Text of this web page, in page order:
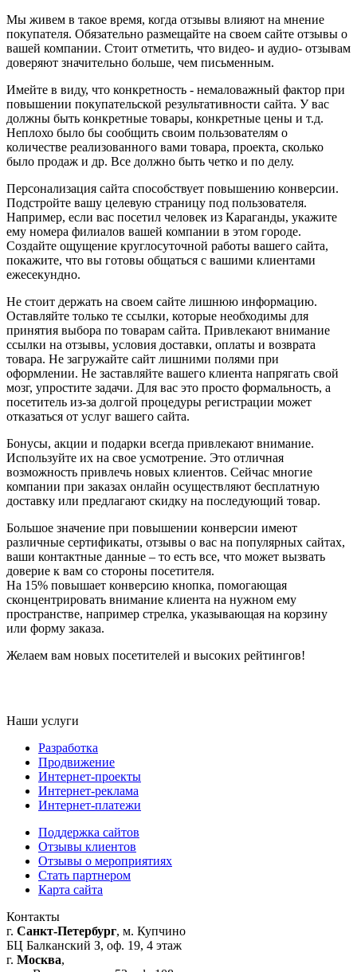
Мы живем в такое время, когда отзывы влияют на мнение
покупателя. Обязательно размещайте на своем сайте отзывы о
вашей компании. Стоит отметить, что видео- и аудио- отзывам
доверяют значительно больше, чем письменным.
Имейте в виду, что конкретность - немаловажный фактор при
повышении покупательской результативности сайта. У вас
должны быть конкретные товары, конкретные цены и т.д.
Неплохо было бы сообщить своим пользователям о
количестве реализованного вами товара, проекта, сколько
было продаж и др. Все должно быть четко и по делу.
Персонализация сайта способствует повышению конверсии.
Подстройте вашу целевую страницу под пользователя.
Например, если вас посетил человек из Караганды, укажите
ему номера филиалов вашей компании в этом городе.
Создайте ощущение круглосуточной работы вашего сайта,
покажите, что вы готовы общаться с вашими клиентами
ежесекундно.
Не стоит держать на своем сайте лишнюю информацию.
Оставляйте только те ссылки, которые необходимы для
принятия выбора по товарам сайта. Привлекают внимание
ссылки на отзывы, условия доставки, оплаты и возврата
товара. Не загружайте сайт лишними полями при
оформлении. Не заставляйте вашего клиента напрягать свой
мозг, упростите задачи. Для вас это просто формальность, а
посетитель из-за долгой процедуры регистрации может
отказаться от услуг вашего сайта.
Бонусы, акции и подарки всегда привлекают внимание.
Используйте их на свое усмотрение. Это отличная
возможность привлечь новых клиентов. Сейчас многие
компании при заказах онлайн осуществляют бесплатную
доставку или предлагают скидку на последующий товар.
Большое значение при повышении конверсии имеют
различные сертификаты, отзывы о вас на популярных сайтах,
ваши контактные данные – то есть все, что может вызвать
доверие к вам со стороны посетителя.
На 15% повышает конверсию кнопка, помогающая
сконцентрировать внимание клиента на нужном ему
пространстве, например стрелка, указывающая на корзину
или форму заказа.
Желаем вам новых посетителей и высоких рейтингов!
Наши услуги
Разработка
Продвижение
Интернет-проекты
Интернет-реклама
Интернет-платежи
Поддержка сайтов
Отзывы клиентов
Отзывы о мероприятиях
Стать партнером
Карта сайта
Контакты
г. Санкт-Петербург, м. Купчино
БЦ Балканский З, оф. 19, 4 этаж
г. Москва,